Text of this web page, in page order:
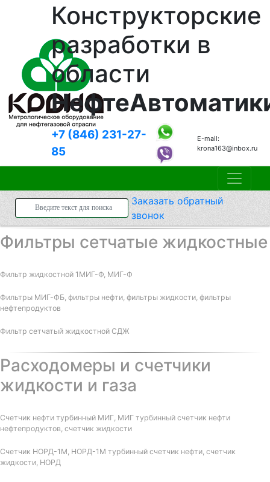
Конструкторские
разработки в
области
+7 (846) 231-27-
85
E-mail:
krona163@inbox.ru
Заказатьобратный
звонок
Фильтры сетчатые жидкостные
Фильтр жидкостной 1МИГ-Ф, МИГ-Ф
Фильтры МИГ-ФБ, фильтры нефти, фильтры жидкости, фильтры
нефтепродуктов
Фильтр сетчатый жидкостной СДЖ
Расходомеры и счетчики
жидкости и газа
Счетчик нефти турбинный МИГ, МИГ турбинный счетчик нефти
нефтепродуктов, счетчик жидкости
Счетчик НОРД-1М, НОРД-1М турбинный счетчик нефти, счетчик
жидкости, НОРД